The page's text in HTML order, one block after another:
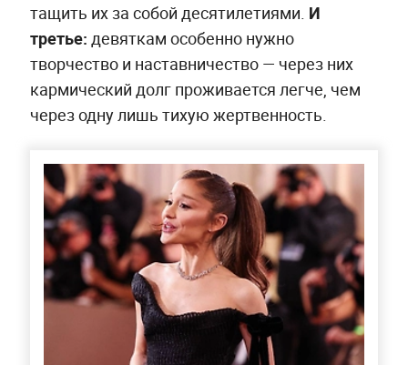
тащить их за собой десятилетиями. И
третье: девяткам особенно нужно
творчество и наставничество — через них
кармический долг проживается легче, чем
через одну лишь тихую жертвенность.